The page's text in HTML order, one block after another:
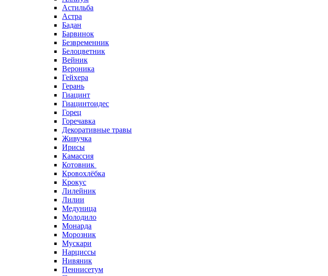
Астильба
Астра
Бадан
Барвинок
Безвременник
Белоцветник
Вейник
Вероника
Гейхера
Герань
Гиацинт
Гиацинтоидес
Горец
Горечавка
Декоративные травы
Живучка
Ирисы
Камассия
Котовник
Кровохлёбка
Крокус
Лилейник
Лилии
Медуница
Молодило
Монарда
Морозник
Мускари
Нарциссы
Нивяник
Пеннисетум